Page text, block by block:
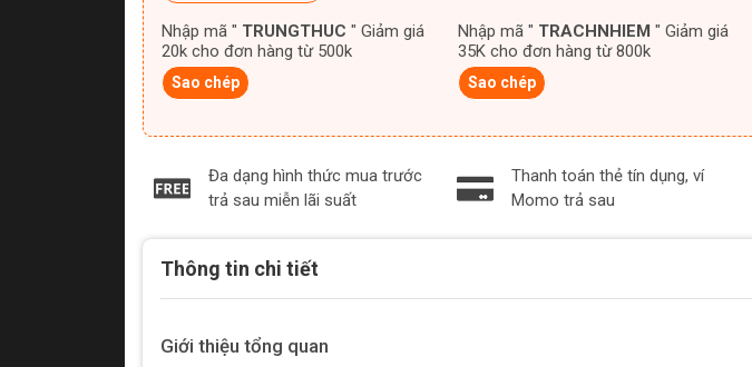
Nhập mã " TRUNGTHUC " Giảm giá
20k cho đơn hàng từ 500k
Sao chép
Nhập mã " TRACHNHIEM " Giảm giá
35K cho đơn hàng từ 800k
Sao chép
Đa dạng hình thức mua trước
trả sau miễn lãi suất
Thanh toán thẻ tín dụng, ví
Momo trả sau
Thông tin chi tiết
Giới thiệu tổng quan